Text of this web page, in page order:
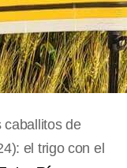
caballitos de
el trigo con el